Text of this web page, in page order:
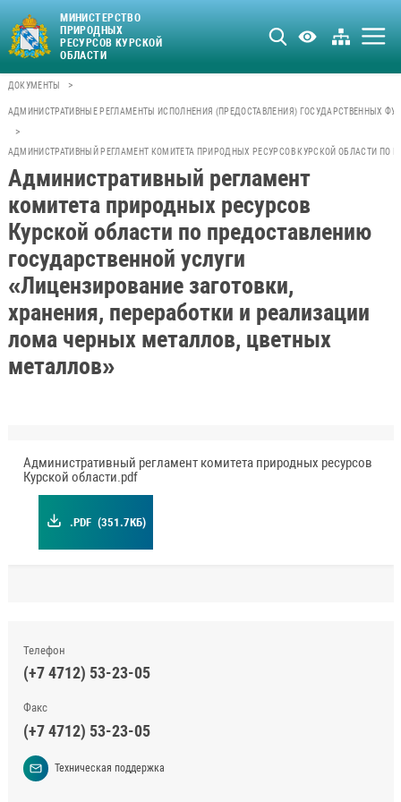
МИНИСТЕРСТВО
ПРИРОДНЫХ
РЕСУРСОВ КУРСКОЙ
ОБЛАСТИ
ДОКУМЕНТЫ >
АДМИНИСТРАТИВНЫЕ РЕГЛАМЕНТЫ ИСПОЛНЕНИЯ (ПРЕДОСТАВЛЕНИЯ) ГОСУДАРСТВЕННЫХ
>
АДМИНИСТРАТИВНЫЙ РЕГЛАМЕНТ КОМИТЕТА ПРИРОДНЫХ РЕСУРСОВ КУРСКОЙ ОБЛАСТИ ПО
Административный регламент
комитета природных ресурсов
Курской области по предоставлению
государственной услуги
«Лицензирование заготовки,
хранения, переработки и реализации
лома черных металлов, цветных
металлов»
Административный регламент комитета природных ресурсов
Курской области.pdf
.PDF (351.7КБ)
Телефон
(+7 4712) 53-23-05
Факс
(+7 4712) 53-23-05
Техническая поддержка